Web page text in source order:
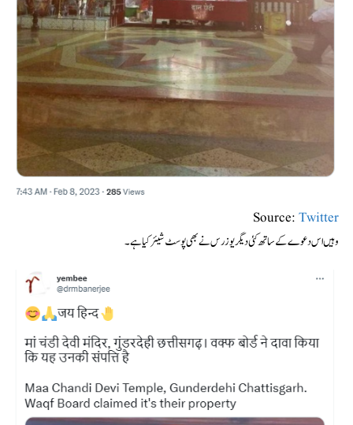
Source: Twitter
وہیں اس دعوے کے ساتھ کئی دیگر یوزرس نے بھی پوسٹ شیئر کیا ہے۔